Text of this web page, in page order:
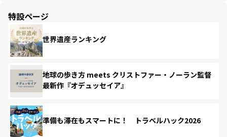
特設ページ
世界遺産ランキング
地球の歩き方 meets クリストファー・ノーラン監督
最新作『オデュッセイア』
準備も滞在もスマートに！ トラベルハック2026